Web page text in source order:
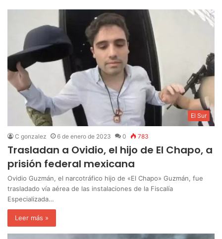
El Sur
C gonzalez 6 de enero de 2023 0 783
Trasladan a Ovidio, el hijo de El Chapo, a
prisión federal mexicana
Ovidio Guzmán, el narcotráfico hijo de «El Chapo» Guzmán, fue
trasladado vía aérea de las instalaciones de la Fiscalía
Especializada…
Leer más »